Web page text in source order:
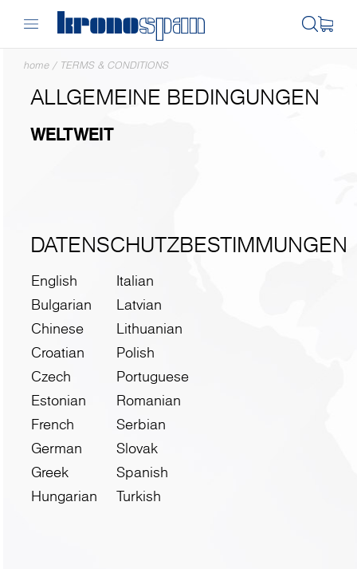
home / TERMS & CONDITIONS
ALLGEMEINE BEDINGUNGEN
WELTWEIT
DATENSCHUTZBESTIMMUNGEN
English
Bulgarian
Chinese
Croatian
Czech
Estonian
French
German
Greek
Hungarian
Italian
Latvian
Lithuanian
Polish
Portuguese
Romanian
Serbian
Slovak
Spanish
Turkish